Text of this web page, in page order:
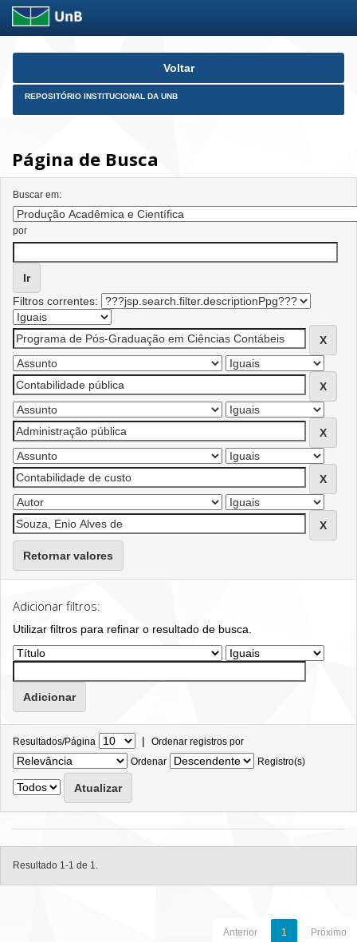
Skip
Voltar
REPOSITÓRIO INSTITUCIONAL DA UNB
Página de Busca
Buscar em:
por
Filtros correntes:
Retornar valores
Adicionar filtros:
Utilizar filtros para refinar o resultado de busca.
Resultados/Página | Ordenar registros por
Ordenar
Registro(s)
Resultado 1-1 de 1.
Anterior 1 Próximo